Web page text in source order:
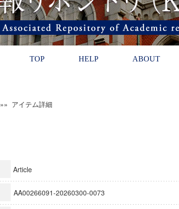
TOP HELP ABOUT
»» アイテム詳細
Article
AA00266091-20260300-0073